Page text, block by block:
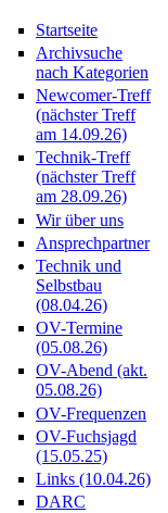
Startseite
Archivsuche
nach Kategorien
Newcomer-Treff
(nächster Treff
am 14.09.26)
Technik-Treff
(nächster Treff
am 28.09.26)
Wir über uns
Ansprechpartner
Technik und
Selbstbau
(08.04.26)
OV-Termine
(05.08.26)
OV-Abend (akt.
05.08.26)
OV-Frequenzen
OV-Fuchsjagd
(15.05.25)
Links (10.04.26)
DARC